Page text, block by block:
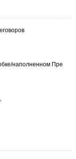
наполненном Пре